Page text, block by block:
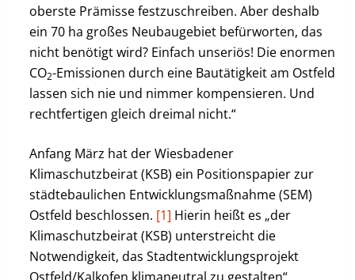
oberste Prämisse festzuschreiben. Aber deshalb
ein 70 ha großes Neubaugebiet befürworten, das
nicht benötigt wird? Einfach unseriös! Die enormen
CO2-Emissionen durch eine Bautätigkeit am Ostfeld
lassen sich nie und nimmer kompensieren. Und
rechtfertigen gleich dreimal nicht.“
Anfang März hat der Wiesbadener
Klimaschutzbeirat (KSB) ein Positionspapier zur
städtebaulichen Entwicklungsmaßnahme (SEM)
Ostfeld beschlossen. [1] Hierin heißt es „der
Klimaschutzbeirat (KSB) unterstreicht die
Notwendigkeit, das Stadtentwicklungsprojekt